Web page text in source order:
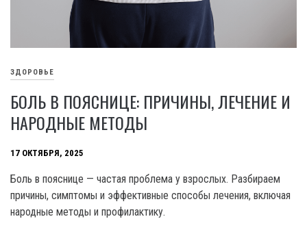
ЗДОРОВЬЕ
БОЛЬ В ПОЯСНИЦЕ: ПРИЧИНЫ, ЛЕЧЕНИЕ И
НАРОДНЫЕ МЕТОДЫ
17 ОКТЯБРЯ, 2025
Боль в пояснице — частая проблема у взрослых. Разбираем
причины, симптомы и эффективные способы лечения, включая
народные методы и профилактику.